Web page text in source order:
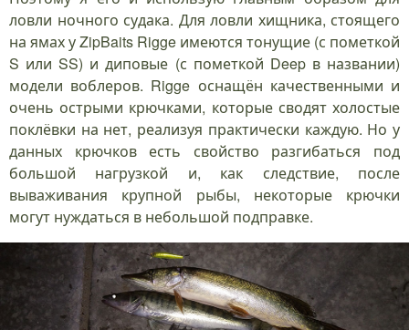
ловли ночного судака. Для ловли хищника, стоящего
на ямах у ZipBaits Rigge имеются тонущие (с пометкой
S или SS) и диповые (с пометкой Deep в названии)
модели воблеров. Rigge оснащён качественными и
очень острыми крючками, которые сводят холостые
поклёвки на нет, реализуя практически каждую. Но у
данных крючков есть свойство разгибаться под
большой нагрузкой и, как следствие, после
вываживания крупной рыбы, некоторые крючки
могут нуждаться в небольшой подправке.